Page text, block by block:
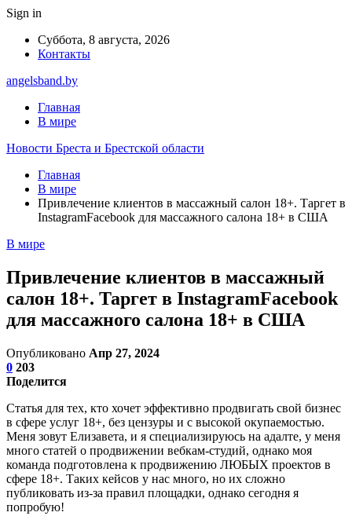
Sign in
Суббота, 8 августа, 2026
Контакты
angelsband.by
Главная
В мире
Новости Бреста и Брестской области
Главная
В мире
Привлечение клиентов в массажный салон 18+. Таргет в
InstagramFacebook для массажного салона 18+ в США
В мире
Привлечение клиентов в массажный
салон 18+. Таргет в InstagramFacebook
для массажного салона 18+ в США
Опубликовано Апр 27, 2024
0 203
Поделится
Статья для тех, кто хочет эффективно продвигать свой бизнес
в сфере услуг 18+, без цензуры и с высокой окупаемостью.
Меня зовут Елизавета, и я специализируюсь на адалте, у меня
много статей о продвижении вебкам-студий, однако моя
команда подготовлена к продвижению ЛЮБЫХ проектов в
сфере 18+. Таких кейсов у нас много, но их сложно
публиковать из-за правил площадки, однако сегодня я
попробую!